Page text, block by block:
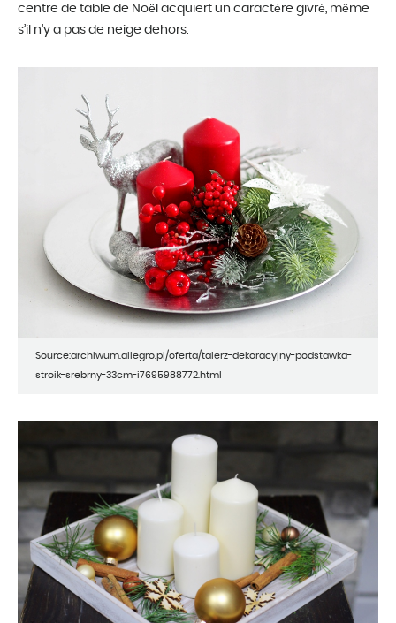
centre de table de Noël acquiert un caractère givré, même
s’il n’y a pas de neige dehors.
Source:archiwum.allegro.pl/oferta/talerz-dekoracyjny-podstawka-
stroik-srebrny-33cm-i7695988772.html